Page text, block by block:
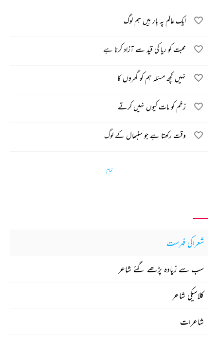
ایک عالم پہ بار ہیں ہم لوگ
محبت کو ریا کی قید سے آزاد کرنا ہے
نہیں کچھ مسئلہ ہم کو گھروں کا
زخم کو مات کیوں نہیں کرتے
وقت رکھتا ہے جو سنبھال کے لوگ
تمام
شعراکی فہرست
سب سے زیادہ پڑھے گئے شاعر
کلاسیکی شاعر
شاعرات